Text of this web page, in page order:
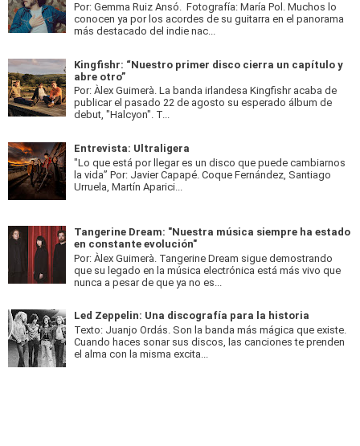
Por: Gemma Ruiz Ansó. Fotografía: María Pol. Muchos lo
conocen ya por los acordes de su guitarra en el panorama
más destacado del indie nac...
Kingfishr: “Nuestro primer disco cierra un capítulo y
abre otro”
Por: Àlex Guimerà. La banda irlandesa Kingfishr acaba de
publicar el pasado 22 de agosto su esperado álbum de
debut, "Halcyon". T...
Entrevista: Ultraligera
"Lo que está por llegar es un disco que puede cambiarnos
la vida” Por: Javier Capapé. Coque Fernández, Santiago
Urruela, Martín Aparici...
Tangerine Dream: "Nuestra música siempre ha estado
en constante evolución"
Por: Àlex Guimerà. Tangerine Dream sigue demostrando
que su legado en la música electrónica está más vivo que
nunca a pesar de que ya no es...
Led Zeppelin: Una discografía para la historia
Texto: Juanjo Ordás. Son la banda más mágica que existe.
Cuando haces sonar sus discos, las canciones te prenden
el alma con la misma excita...